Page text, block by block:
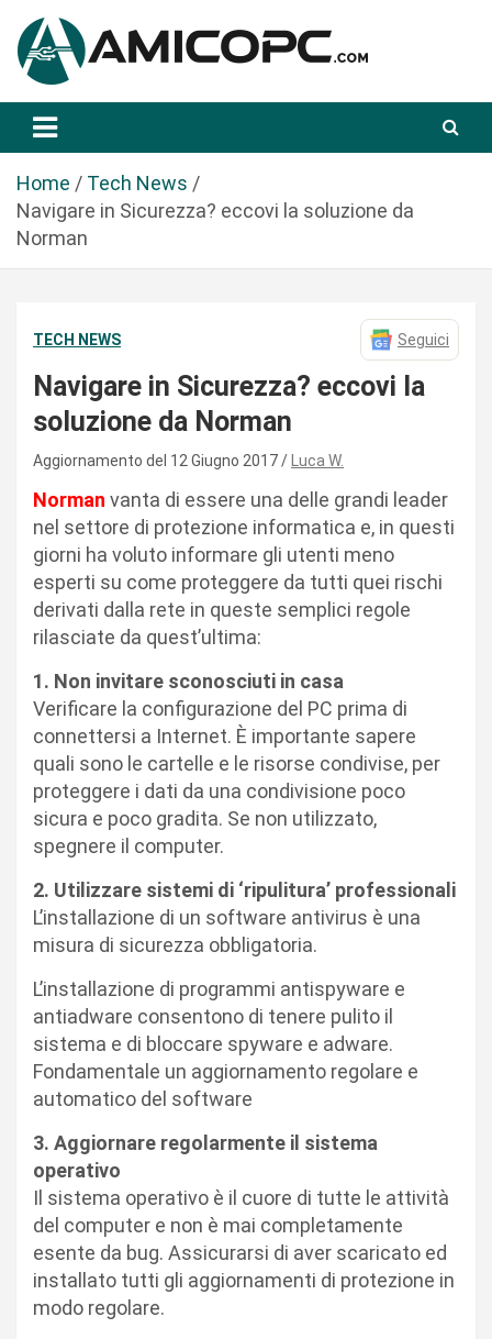
a
Amicopc.com
Home
Tech News
Navigare in Sicurezza? eccovi la soluzione da
Norman
TECH NEWS Seguici
Navigare in Sicurezza? eccovi la
soluzione da Norman
Aggiornamento del 12 Giugno 2017 Luca W.
Norman vanta di essere una delle grandi leader
nel settore di protezione informatica e, in questi
giorni ha voluto informare gli utenti meno
esperti su come proteggere da tutti quei rischi
derivati dalla rete in queste semplici regole
rilasciate da quest’ultima:
1. Non invitare sconosciuti in casa
Verificare la configurazione del PC prima di
connettersi a Internet. È importante sapere
quali sono le cartelle e le risorse condivise, per
proteggere i dati da una condivisione poco
sicura e poco gradita. Se non utilizzato,
spegnere il computer.
2. Utilizzare sistemi di ‘ripulitura’ professionali
L’installazione di un software antivirus è una
misura di sicurezza obbligatoria.
L’installazione di programmi antispyware e
antiadware consentono di tenere pulito il
sistema e di bloccare spyware e adware.
Fondamentale un aggiornamento regolare e
automatico del software
3. Aggiornare regolarmente il sistema
operativo
Il sistema operativo è il cuore di tutte le attività
del computer e non è mai completamente
esente da bug. Assicurarsi di aver scaricato ed
installato tutti gli aggiornamenti di protezione in
modo regolare.